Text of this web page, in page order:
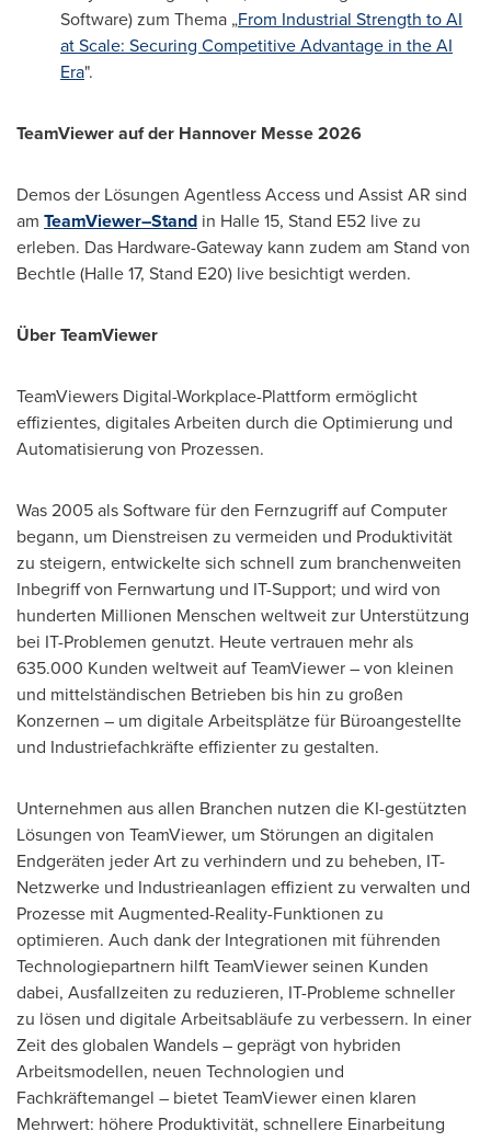
Software) zum Thema „From Industrial Strength to AI
at Scale: Securing Competitive Advantage in the AI
Era".
TeamViewer auf der Hannover Messe 2026
Demos der Lösungen Agentless Access und Assist AR sind
am TeamViewer–Stand in Halle 15, Stand E52 live zu
erleben. Das Hardware-Gateway kann zudem am Stand von
Bechtle (Halle 17, Stand E20) live besichtigt werden.
Über TeamViewer
TeamViewers Digital-Workplace-Plattform ermöglicht
effizientes, digitales Arbeiten durch die Optimierung und
Automatisierung von Prozessen.
Was 2005 als Software für den Fernzugriff auf Computer
begann, um Dienstreisen zu vermeiden und Produktivität
zu steigern, entwickelte sich schnell zum branchenweiten
Inbegriff von Fernwartung und IT-Support; und wird von
hunderten Millionen Menschen weltweit zur Unterstützung
bei IT-Problemen genutzt. Heute vertrauen mehr als
635.000 Kunden weltweit auf TeamViewer – von kleinen
und mittelständischen Betrieben bis hin zu großen
Konzernen – um digitale Arbeitsplätze für Büroangestellte
und Industriefachkräfte effizienter zu gestalten.
Unternehmen aus allen Branchen nutzen die KI-gestützten
Lösungen von TeamViewer, um Störungen an digitalen
Endgeräten jeder Art zu verhindern und zu beheben, IT-
Netzwerke und Industrieanlagen effizient zu verwalten und
Prozesse mit Augmented-Reality-Funktionen zu
optimieren. Auch dank der Integrationen mit führenden
Technologiepartnern hilft TeamViewer seinen Kunden
dabei, Ausfallzeiten zu reduzieren, IT-Probleme schneller
zu lösen und digitale Arbeitsabläufe zu verbessern. In einer
Zeit des globalen Wandels – geprägt von hybriden
Arbeitsmodellen, neuen Technologien und
Fachkräftemangel – bietet TeamViewer einen klaren
Mehrwert: höhere Produktivität, schnellere Einarbeitung